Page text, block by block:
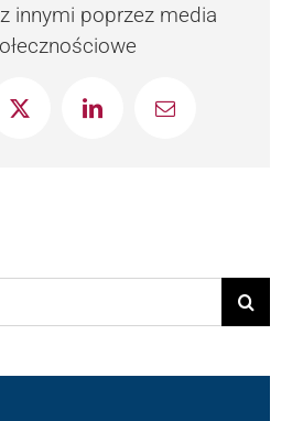
innymi poprzez media
X LinkedInEmail